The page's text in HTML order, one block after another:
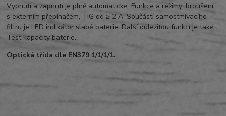
Vypnutí a zapnutí je plně automatické. Funkce a režimy: broušení
s externím přepínačem, TIG od ≥ 2 A. Součástí samostmívacího
filtru je LED indikátor slabé baterie. Další důležitou funkcí je také
Test kapacity baterie.
Optická třída dle EN379 1/1/1/1.